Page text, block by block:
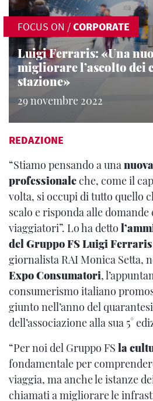
FOCUS ON /CORPORATE
Luigi Ferraris: «Una
migliorare l’ascolto dei
stazione»
29 novembre 2022
REDAZIONE
“Stiamo pensando a una
professionaleche, come il
volta, si occupi di tutto quello
scalo e risponda alle
viaggiatori”. Lo ha detto
del Gruppo FS Luigi Ferraris
giornalista RAI Monica Setta,
Expo Consumatori,
consumerismo italiano
giunto nell’anno del
dell’associazione alla sua 5°
“Per noi del Gruppo FS la
fondamentale per
viaggia, ma anche le istanze
chiamati a migliorare le